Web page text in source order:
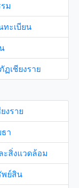
ม
ทะเบียน
เชียงราย
งราย
า
ะสิ่งแวดล้อม
พย์สิน